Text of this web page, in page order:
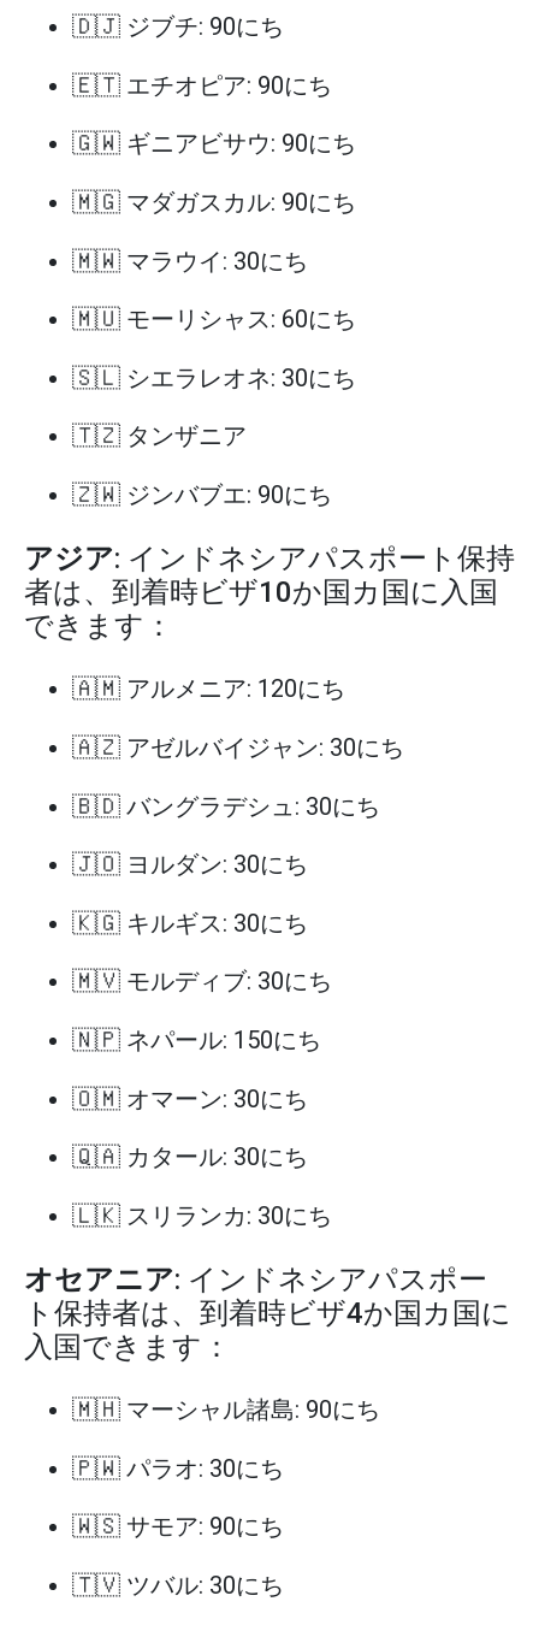
🇩🇯 ジブチ: 90にち
🇪🇹 エチオピア: 90にち
🇬🇼 ギニアビサウ: 90にち
🇲🇬 マダガスカル: 90にち
🇲🇼 マラウイ: 30にち
🇲🇺 モーリシャス: 60にち
🇸🇱 シエラレオネ: 30にち
🇹🇿 タンザニア
🇿🇼 ジンバブエ: 90にち
アジア: インドネシアパスポート保持
者は、到着時ビザ10か国カ国に入国
できます：
🇦🇲 アルメニア: 120にち
🇦🇿 アゼルバイジャン: 30にち
🇧🇩 バングラデシュ: 30にち
🇯🇴 ヨルダン: 30にち
🇰🇬 キルギス: 30にち
🇲🇻 モルディブ: 30にち
🇳🇵 ネパール: 150にち
🇴🇲 オマーン: 30にち
🇶🇦 カタール: 30にち
🇱🇰 スリランカ: 30にち
オセアニア: インドネシアパスポー
ト保持者は、到着時ビザ4か国カ国に
入国できます：
🇲🇭 マーシャル諸島: 90にち
🇵🇼 パラオ: 30にち
🇼🇸 サモア: 90にち
🇹🇻 ツバル: 30にち